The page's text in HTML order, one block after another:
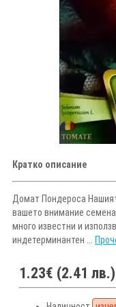
Кратко описание
Домат Пондероса
вашето внимание
много известни и
индетерминантен ...
1.23€ (2.41 лв.)